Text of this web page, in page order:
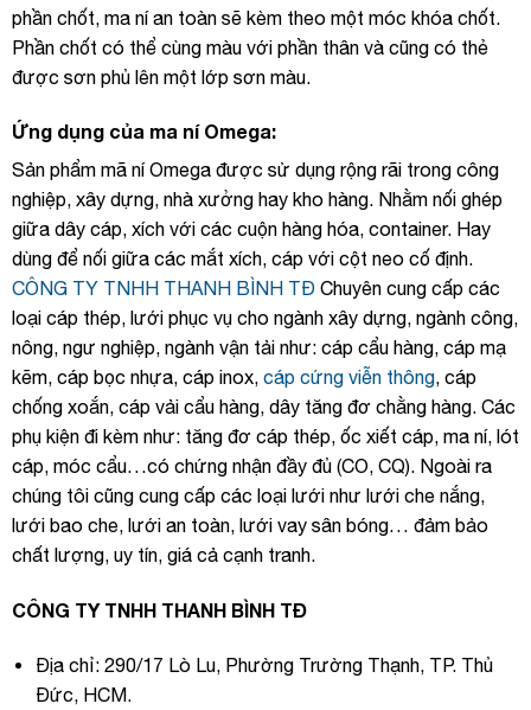
phần chốt, ma ní an toàn sẽ kèm theo một móc khóa chốt.
Phần chốt có thể cùng màu với phần thân và cũng có thẻ
được sơn phủ lên một lớp sơn màu.
Ứng dụng của ma ní Omega:
Sản phẩm mã ní Omega được sử dụng rộng rãi trong công
nghiệp, xây dựng, nhà xưởng hay kho hàng. Nhằm nối ghép
giữa dây cáp, xích với các cuộn hàng hóa, container. Hay
dùng để nối giữa các mắt xích, cáp với cột neo cố định.
CÔNG TY TNHH THANH BÌNH TĐChuyên cung cấp các
loại cáp thép, lưới phục vụ cho ngành xây dựng, ngành công,
nông, ngư nghiệp, ngành vận tải như: cáp cẩu hàng, cáp mạ
kẽm, cáp bọc nhựa, cáp inox, cáp cứng viễn thông, cáp
chống xoắn, cáp vải cẩu hàng, dây tăng đơ chằng hàng. Các
phụ kiện đi kèm như: tăng đơ cáp thép, ốc xiết cáp, ma ní, lót
cáp, móc cẩu…có chứng nhận đầy đủ (CO, CQ). Ngoài ra
chúng tôi cũng cung cấp các loại lưới như lưới che nắng,
lưới bao che, lưới an toàn, lưới vay sân bóng… đảm bảo
chất lượng, uy tín, giá cả cạnh tranh.
CÔNG TY TNHH THANH BÌNH TĐ
Địa chỉ: 290/17 Lò Lu, Phường Trường Thạnh, TP. Thủ
Đức, HCM.